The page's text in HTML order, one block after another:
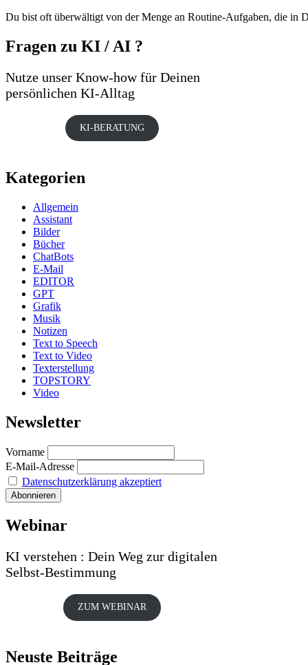
Du bist oft überwältigt von der Menge an Routine-Aufgaben, die
Fragen zu KI / AI ?
Nutze unser Know-how für Deinen
persönlichen KI-Alltag
KI-BERATUNG
Kategorien
Allgemein
Assistant
Bilder
Bücher
ChatBots
E-Mail
EDITOR
GPT
Grafik
Musik
Notizen
Text to Speech
Text to Video
Texterstellung
TOPSTORY
Video
Newsletter
Vorname
E-Mail-Adresse
Datenschutzerklärung akzeptiert
Webinar
KI verstehen : Dein Weg zur digitalen
Selbst-Bestimmung
ZUM WEBINAR
Neuste Beiträge